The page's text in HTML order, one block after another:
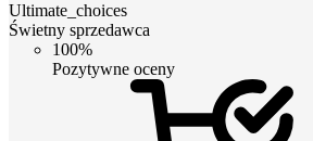
Ultimate_choices
Świetny sprzedawca
100%
Pozytywne oceny